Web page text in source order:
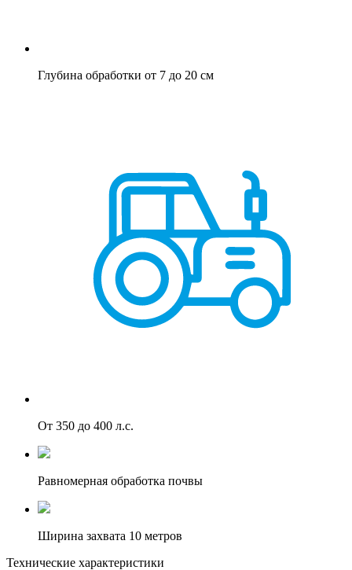
Глубина обработки от 7 до 20 см
От 350 до 400 л.с.
Равномерная обработка почвы
Ширина захвата 10 метров
Технические характеристики